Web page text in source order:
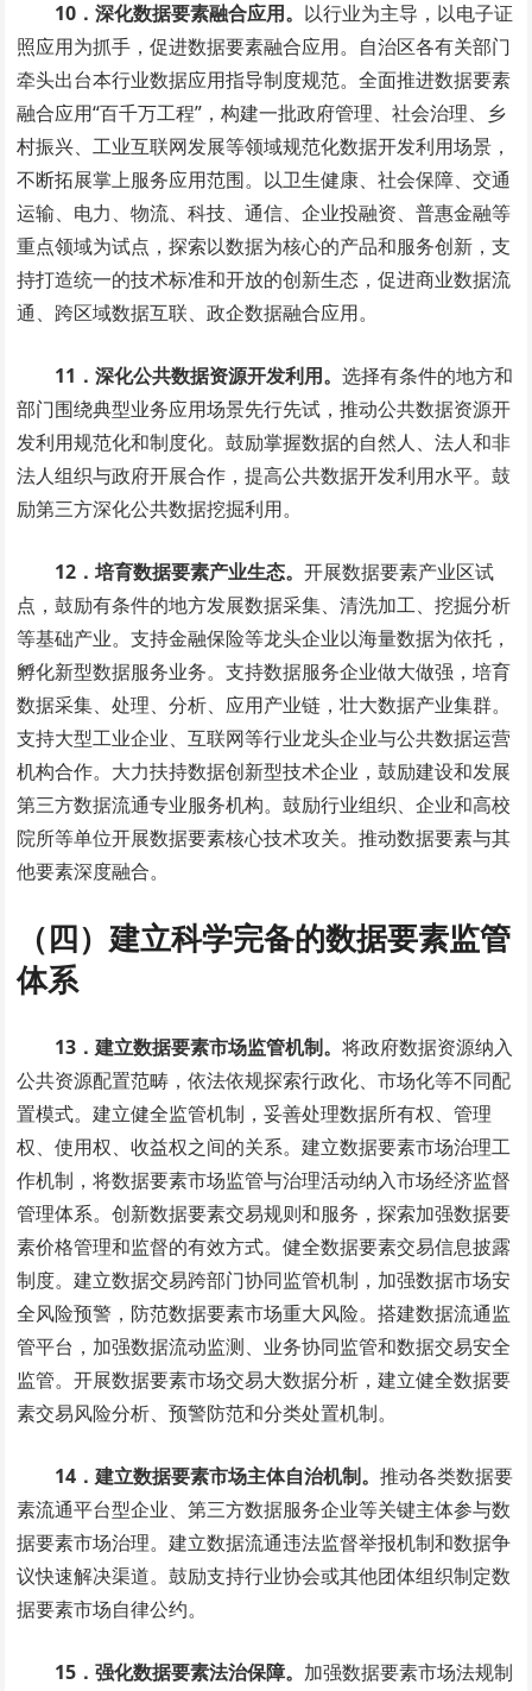
10．深化数据要素融合应用。 以行业为主导，以电子证
照应用为抓手，促进数据要素融合应用。自治区各有关部门
牵头出台本行业数据应用指导制度规范。全面推进数据要素
融合应用“百千万工程”，构建一批政府管理、社会治理、乡
村振兴、工业互联网发展等领域规范化数据开发利用场景，
不断拓展掌上服务应用范围。以卫生健康、社会保障、交通
运输、电力、物流、科技、通信、企业投融资、普惠金融等
重点领域为试点，探索以数据为核心的产品和服务创新，支
持打造统一的技术标准和开放的创新生态，促进商业数据流
通、跨区域数据互联、政企数据融合应用。
11．深化公共数据资源开发利用。选择有条件的地方和
部门围绕典型业务应用场景先行先试，推动公共数据资源开
发利用规范化和制度化。鼓励掌握数据的自然人、法人和非
法人组织与政府开展合作，提高公共数据开发利用水平。鼓
励第三方深化公共数据挖掘利用。
12．培育数据要素产业生态。开展数据要素产业区试
点，鼓励有条件的地方发展数据采集、清洗加工、挖掘分析
等基础产业。支持金融保险等龙头企业以海量数据为依托，
孵化新型数据服务业务。支持数据服务企业做大做强，培育
数据采集、处理、分析、应用产业链，壮大数据产业集群。
支持大型工业企业、互联网等行业龙头企业与公共数据运营
机构合作。大力扶持数据创新型技术企业，鼓励建设和发展
第三方数据流通专业服务机构。鼓励行业组织、企业和高校
院所等单位开展数据要素核心技术攻关。推动数据要素与其
他要素深度融合。
（四）建立科学完备的数据要素监管
体系
13．建立数据要素市场监管机制。将政府数据资源纳入
公共资源配置范畴，依法依规探索行政化、市场化等不同配
置模式。建立健全监管机制，妥善处理数据所有权、管理
权、使用权、收益权之间的关系。建立数据要素市场治理工
作机制，将数据要素市场监管与治理活动纳入市场经济监督
管理体系。创新数据要素交易规则和服务，探索加强数据要
素价格管理和监督的有效方式。健全数据要素交易信息披露
制度。建立数据交易跨部门协同监管机制，加强数据市场安
全风险预警，防范数据要素市场重大风险。搭建数据流通监
管平台，加强数据流动监测、业务协同监管和数据交易安全
监管。开展数据要素市场交易大数据分析，建立健全数据要
素交易风险分析、预警防范和分类处置机制。
14．建立数据要素市场主体自治机制。推动各类数据要
素流通平台型企业、第三方数据服务企业等关键主体参与数
据要素市场治理。建立数据流通违法监督举报机制和数据争
议快速解决渠道。鼓励支持行业协会或其他团体组织制定数
据要素市场自律公约。
15．强化数据要素法治保障。 加强数据要素市场法规制